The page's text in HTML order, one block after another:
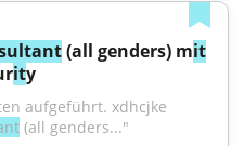
(all genders) mit
ity
aufgeführt. xdhcjke
(all genders..."